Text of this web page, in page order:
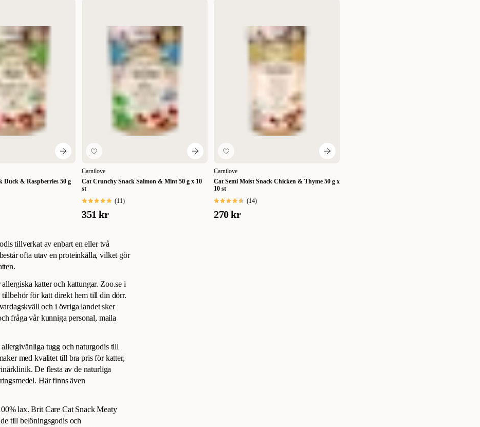
Duck & Raspberries 50 g
Carnilove
Cat Crunchy Snack Salmon & Mint 50 g x 10
st
(11)
351 kr
Carnilove
Cat Semi Moist Snack Chicken & Thyme 50 g x
10 st
(14)
270 kr
tillverkat av enbart en eller två
ofta utav en proteinkälla, vilket gör
katter och kattungar. Zoo.se i
för katt direkt hem till din dörr.
och i övriga landet sker
fråga vår kunniga personal, maila
tugg och naturgodis till
med kvalitet till bra pris för katter,
De flesta av de naturliga
Här finns även
lax. Brit Care Cat Snack Meaty
till belöningsgodis och